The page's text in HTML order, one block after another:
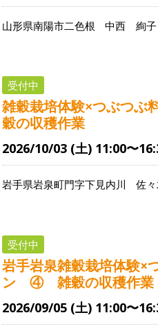
山形県南陽市二色根 中西 絢子
受付中
雑穀栽培体験×つぶつ
穀の収穫作業
2026/10/03 (土) 11:00〜
岩手県岩泉町門字下見内川 佐
受付中
岩手岩泉雑穀栽培体験×
ン ④ 雑穀の収穫作業
2026/09/05 (土) 11:00〜